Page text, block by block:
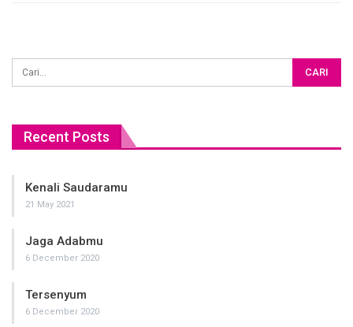
Recent Posts
Kenali Saudaramu
21 May 2021
Jaga Adabmu
6 December 2020
Tersenyum
6 December 2020